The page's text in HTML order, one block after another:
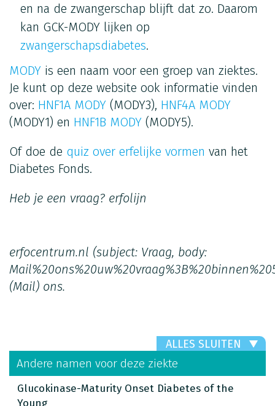
en na de zwangerschap blijft dat zo. Daarom
kan GCK-MODY lijken op
zwangerschapsdiabetes.
MODY is een naam voor een groep van ziektes.
Je kunt op deze website ook informatie vinden
over: HNF1A MODY (MODY3), HNF4A MODY
(MODY1) en HNF1B MODY (MODY5).
Of doe de quiz over erfelijke vormen van het
Diabetes Fonds.
Heb je een vraag? erfolijn
erfocentrum.nl (subject: Vraag, body:
(Mail) ons.
ALLES SLUITEN
Andere namen voor deze ziekte
Glucokinase-Maturity Onset Diabetes of the
Young